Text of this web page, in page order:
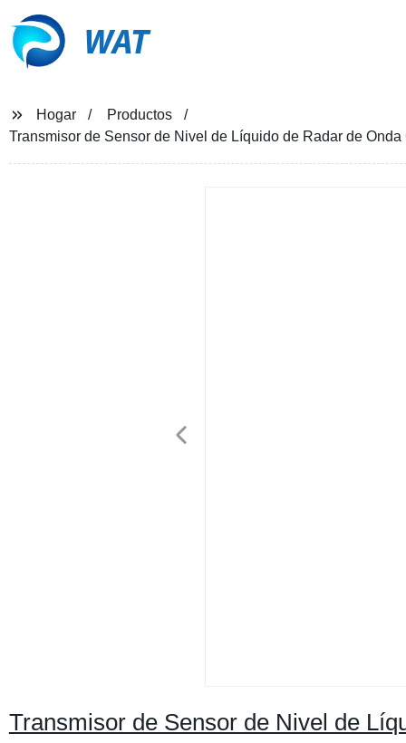
WAT
Hogar
Productos
Transmisor de Sensor de Nivel de Líquido de Radar de
Transmisor de Sensor de Nivel de